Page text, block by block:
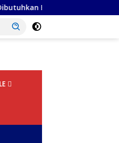
Superman, tetapi Super Team